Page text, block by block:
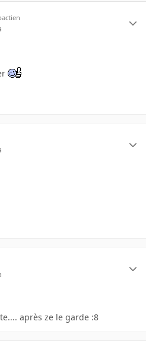
après ze le garde :8